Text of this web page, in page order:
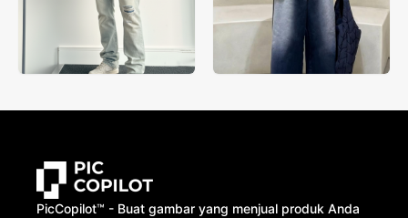
PicCopilot™️ - Buat gambar yang menjual produk Anda